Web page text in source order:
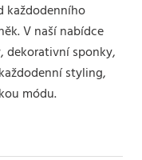
každodenního
V naší nabídce
dekorativní sponky,
styling,
módu.